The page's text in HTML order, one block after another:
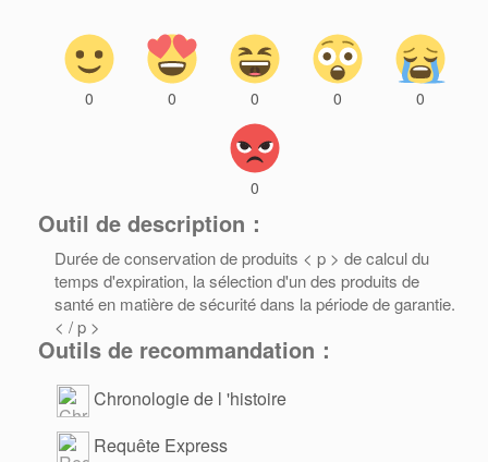
0 0 0 0 0
0
Outil de description：
Durée de conservation de produits < p > de calcul du
temps d'expiration, la sélection d'un des produits de
santé en matière de sécurité dans la période de garantie.
< / p >
Outils de recommandation：
Chronologie de l 'histoire
Requête Express